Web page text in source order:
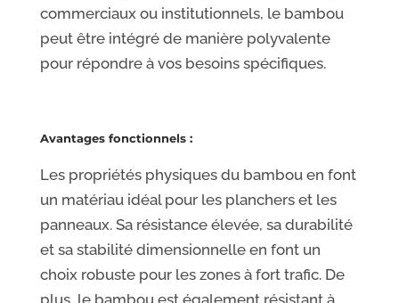
commerciaux ou institutionnels, le bambou
peut être intégré de manière polyvalente
pour répondre à vos besoins spécifiques.
Avantages fonctionnels :
Les propriétés physiques du bambou en font
un matériau idéal pour les planchers et les
panneaux. Sa résistance élevée, sa durabilité
et sa stabilité dimensionnelle en font un
choix robuste pour les zones à fort trafic. De